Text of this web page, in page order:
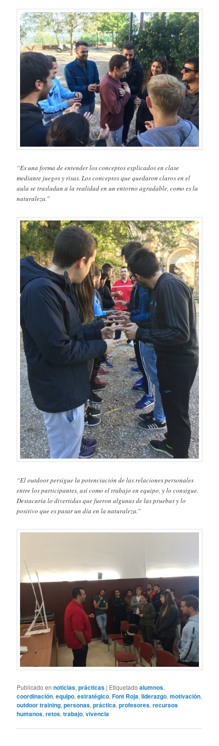
“Es una forma de entender los conceptos explicados en clase
mediante juegos y risas. Los conceptos que quedaron claros en el
aula se trasladan a la realidad en un entorno agradable, como es la
naturaleza.”
“El outdoor persigue la potenciación de las relaciones personales
entre los participantes, así como el trabajo en equipo, y lo consigue.
Destacaría lo divertidas que fueron algunas de las pruebas y lo
positivo que es pasar un día en la naturaleza.”
Publicado en noticias,prácticas | Etiquetado alumnos,
coordinación,equipo,estratégico,Font Roja,liderazgo,motivación,
outdoor training,personas,práctica,profesores,recursos
humanos,retos,trabajo,vivencia